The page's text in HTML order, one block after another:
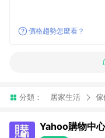
價格趨勢怎麼看？
分類： 居家生活 傢
Yahoo購物中心